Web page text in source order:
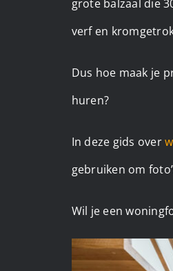
grote balzaal die
verf en
Dus hoe maak je
huren?
In deze gids over
gebruiken om
Wil je een